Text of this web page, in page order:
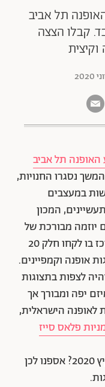
תל אביב
קבלו הצצה
האופנה תל אביב
נסגרו החנויות,
במעצבים
המכון
יוזמה מבורכת של
שבוע אופנה דיגיטלי: יום צילומים מרוכז בו לקחו חלק 20
אופנה וקמפיינים.
לצפות בתצוגות
יפה ומבורך אך
לאופנה הישראלית,
פלאס סייז
אז מה מעצבי האופנה מבשלים לנו לקיץ 2020? אספנו לכן